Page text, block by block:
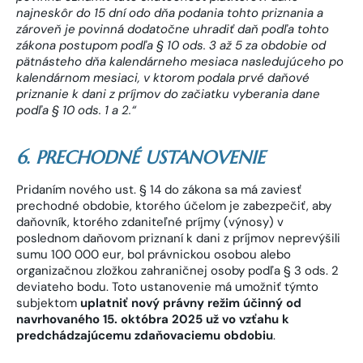
najneskôr do 15 dní odo dňa podania tohto priznania a
zároveň je povinná dodatočne uhradiť daň podľa tohto
zákona postupom podľa § 10 ods. 3 až 5 za obdobie od
pätnásteho dňa kalendárneho mesiaca nasledujúceho po
kalendárnom mesiaci, v ktorom podala prvé daňové
priznanie k dani z príjmov do začiatku vyberania dane
podľa § 10 ods. 1 a 2.“
6. PRECHODNÉ USTANOVENIE
Pridaním nového ust. § 14 do zákona sa má zaviesť
prechodné obdobie, ktorého účelom je zabezpečiť, aby
daňovník, ktorého zdaniteľné príjmy (výnosy) v
poslednom daňovom priznaní k dani z príjmov neprevýšili
sumu 100 000 eur, bol právnickou osobou alebo
organizačnou zložkou zahraničnej osoby podľa § 3 ods. 2
deviateho bodu. Toto ustanovenie má umožniť týmto
subjektom uplatniť nový právny režim účinný od
navrhovaného 15. októbra 2025 už vo vzťahu k
predchádzajúcemu zdaňovaciemu obdobiu.